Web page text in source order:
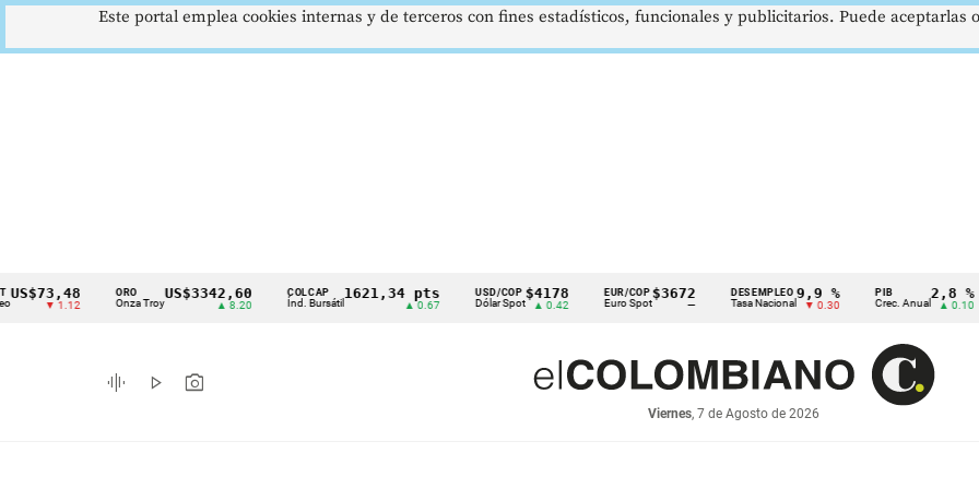
Cintillo
indicadores
económicos
▼ 1.12
ORO
Onza Troy
US$3342,60 COLCAP
Índ. Bursátil
1621,34 pts USD/COP
Dólar Spot
$4178
▲ 0.42
EUR/COP
Euro Spot
$3672
—
DESEMPLEO
Tasa Nacional
9,9 %
▼ 0.30
PIB
Crec. Anual
2,8 %
▲ 0.10
graphic_eq play_arrow photo_camera
Viernes, 7 de Agosto de 2026
Este portal emplea cookies internas y de terceros con fines estadísticos, funcionales y publicitarios. Puede aceptarlas